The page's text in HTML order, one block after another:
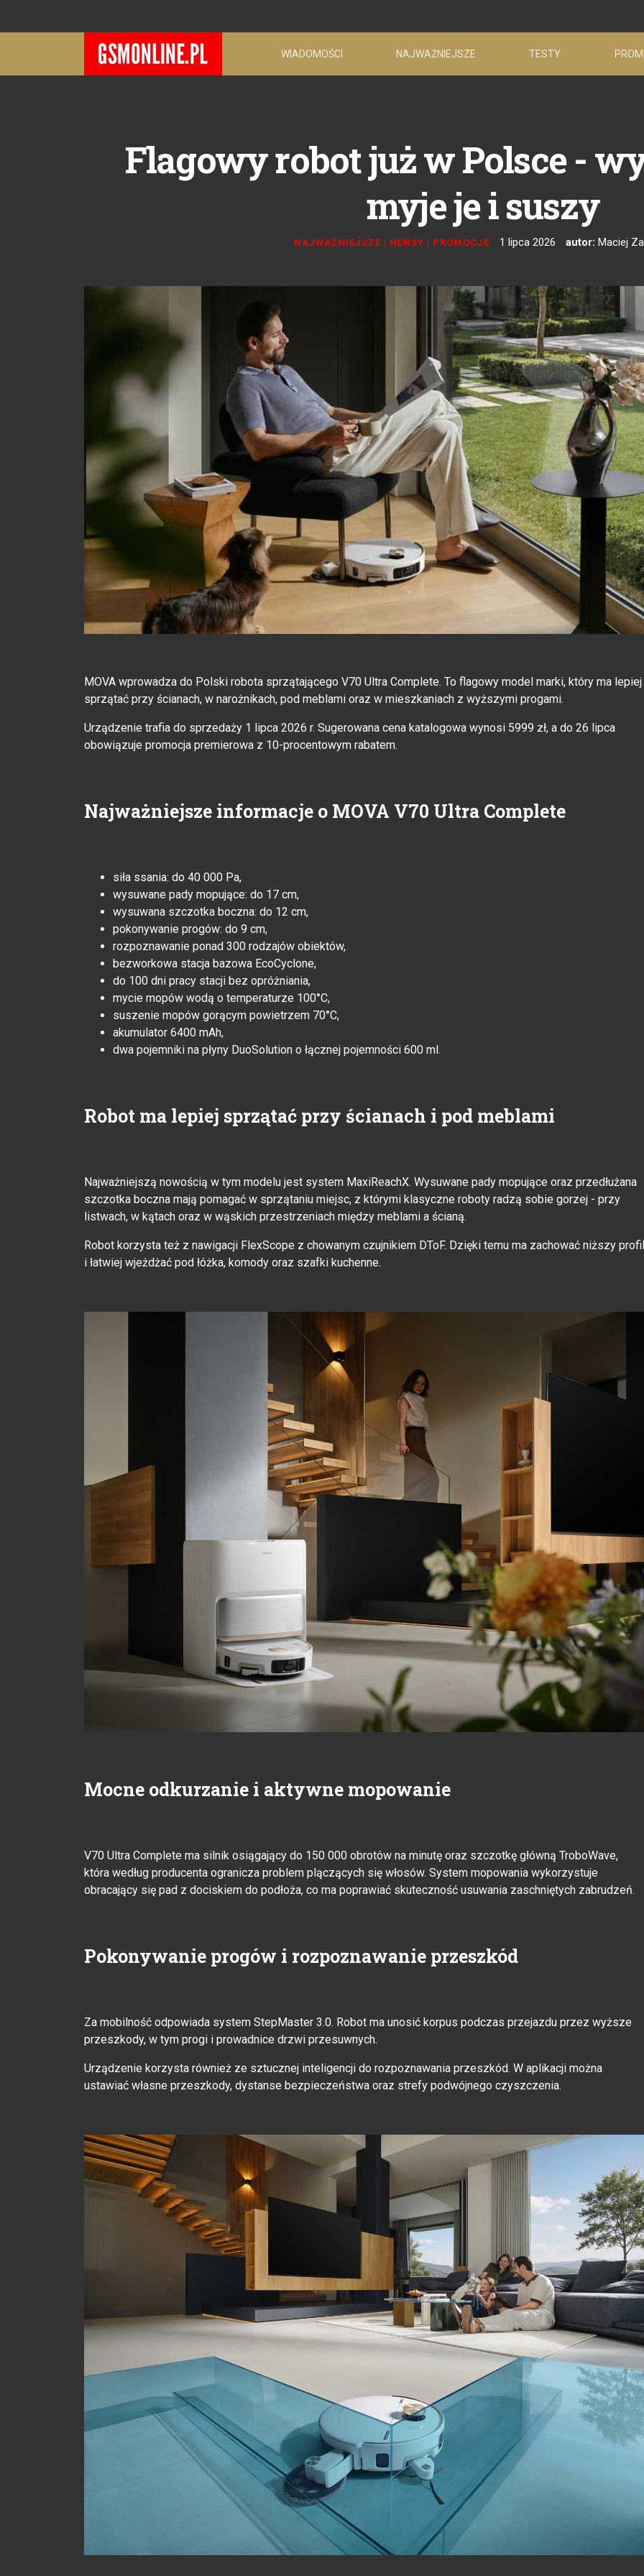
WIADOMOŚCI NAJWAŻNIEJSZE TESTY
Flagowy robot już w Polsce -
myje je i suszy
NAJWAŻNIEJSZE | NEWSY | PROMOCJE 1 lipca 2026 autor: Maciej
MOVA wprowadza do Polski robota sprzątającego V70 Ultra Complete. To flagowy model marki, który ma lepiej
sprzątać przy ścianach, w narożnikach, pod meblami oraz w mieszkaniach z wyższymi progami.
Urządzenie trafia do sprzedaży 1 lipca 2026 r. Sugerowana cena katalogowa wynosi 5999 zł, a do 26 lipca
obowiązuje promocja premierowa z 10-procentowym rabatem.
Najważniejsze informacje o MOVA V70 Ultra Complete
siła ssania: do 40 000 Pa,
wysuwane pady mopujące: do 17 cm,
wysuwana szczotka boczna: do 12 cm,
pokonywanie progów: do 9 cm,
rozpoznawanie ponad 300 rodzajów obiektów,
bezworkowa stacja bazowa EcoCyclone,
do 100 dni pracy stacji bez opróżniania,
mycie mopów wodą o temperaturze 100°C,
suszenie mopów gorącym powietrzem 70°C,
akumulator 6400 mAh,
dwa pojemniki na płyny DuoSolution o łącznej pojemności 600 ml.
Robot ma lepiej sprzątać przy ścianach i pod meblami
Najważniejszą nowością w tym modelu jest system MaxiReachX. Wysuwane pady mopujące oraz przedłużana
szczotka boczna mają pomagać w sprzątaniu miejsc, z którymi klasyczne roboty radzą sobie gorzej - przy
listwach, w kątach oraz w wąskich przestrzeniach między meblami a ścianą.
Robot korzysta też z nawigacji FlexScope z chowanym czujnikiem DToF. Dzięki temu ma zachować niższy profil
i łatwiej wjeżdżać pod łóżka, komody oraz szafki kuchenne.
Mocne odkurzanie i aktywne mopowanie
V70 Ultra Complete ma silnik osiągający do 150 000 obrotów na minutę oraz szczotkę główną TroboWave,
która według producenta ogranicza problem plączących się włosów. System mopowania wykorzystuje
obracający się pad z dociskiem do podłoża, co ma poprawiać skuteczność usuwania zaschniętych zabrudzeń.
Pokonywanie progów i rozpoznawanie przeszkód
Za mobilność odpowiada system StepMaster 3.0. Robot ma unosić korpus podczas przejazdu przez wyższe
przeszkody, w tym progi i prowadnice drzwi przesuwnych.
Urządzenie korzysta również ze sztucznej inteligencji do rozpoznawania przeszkód. W aplikacji można
ustawiać własne przeszkody, dystanse bezpieczeństwa oraz strefy podwójnego czyszczenia.